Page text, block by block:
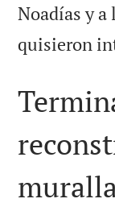
Noadías y a
quisieron